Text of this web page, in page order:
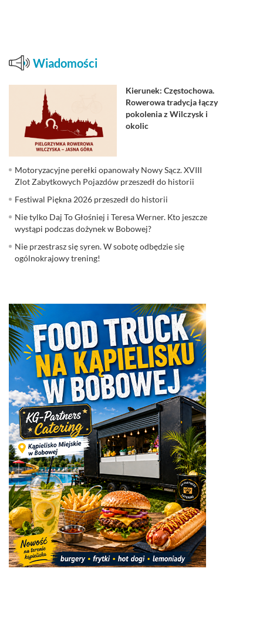
Wiadomości
Kierunek: Częstochowa.
Rowerowa tradycja łączy
pokolenia z Wilczysk i
okolic
Motoryzacyjne perełki opanowały Nowy Sącz. XVIII
Zlot Zabytkowych Pojazdów przeszedł do historii
Festiwal Piękna 2026 przeszedł do historii
Nie tylko Daj To Głośniej i Teresa Werner. Kto jeszcze
wystąpi podczas dożynek w Bobowej?
Nie przestrasz się syren. W sobotę odbędzie się
ogólnokrajowy trening!